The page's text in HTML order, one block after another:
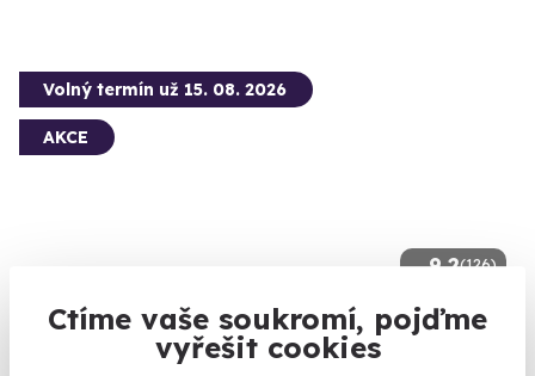
Ctíme vaše soukromí, pojďme
vyřešit cookies
9.2(126)
Volný termín už 15. 08. 2026
AKCE
Jízda v Lamborghini Huracán
Řízení Lamborghini na silnici i dálnici.